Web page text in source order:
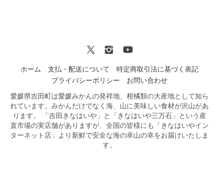
ホーム 支払・配送について
特定商取引法に基づく表記
プライバシーポリシー
お問い合わせ
愛媛県吉田町は愛媛みかんの発祥地、柑橘類の大産地として知ら
れています。みかんだけでなく海、山に美味しい食材が沢山があ
ります。 「吉田きなはいや」と「きなはいや三万石」という産
直市場の実店舗がありますが、全国の皆様にも「きなはいやイン
ターネット店」より新鮮で安全な海の幸山の幸をお届けいたしま
す。